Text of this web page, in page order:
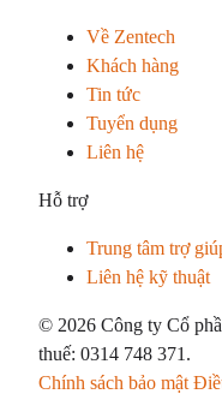
Về Zentech
Khách hàng
Tin tức
Tuyển dụng
Liên hệ
Hỗ trợ
Trung tâm trợ
Liên hệ kỹ thuật
© 2026 Công ty Cổ
thuế: 0314 748 371.
Chính sách bảo mật